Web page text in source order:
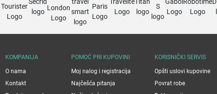
KOMPANIJA
O nama
Kontakt
POMOĆ PRI KUPOVINI
Moj nalog i registracija
Najčešća pitanja
KORISNIČKI SERVIS
Opšti uslovi kupovine
Povrat robe